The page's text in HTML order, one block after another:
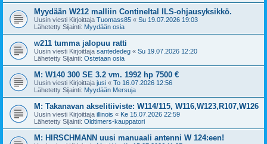
Myydään W212 malliin Contineltal ILS-ohjausyksikkö.
Uusin viesti Kirjoittaja Tuomass85 « Su 19.07.2026 19:03
Lähetetty Sijainti: Myydään osia
w211 tumma jalopuu ratti
Uusin viesti Kirjoittaja santededeg « Su 19.07.2026 12:20
Lähetetty Sijainti: Ostetaan osia
M: W140 300 SE 3.2 vm. 1992 hp 7500 €
Uusin viesti Kirjoittaja jusi « To 16.07.2026 12:56
Lähetetty Sijainti: Myydään Mersuja
M: Takanavan akselitiiviste: W114/115, W116,W123,R107,W126
Uusin viesti Kirjoittaja illinois « Ke 15.07.2026 22:59
Lähetetty Sijainti: Oldtimers-kauppatori
M: HIRSCHMANN uusi manuaali antenni W 124:een!